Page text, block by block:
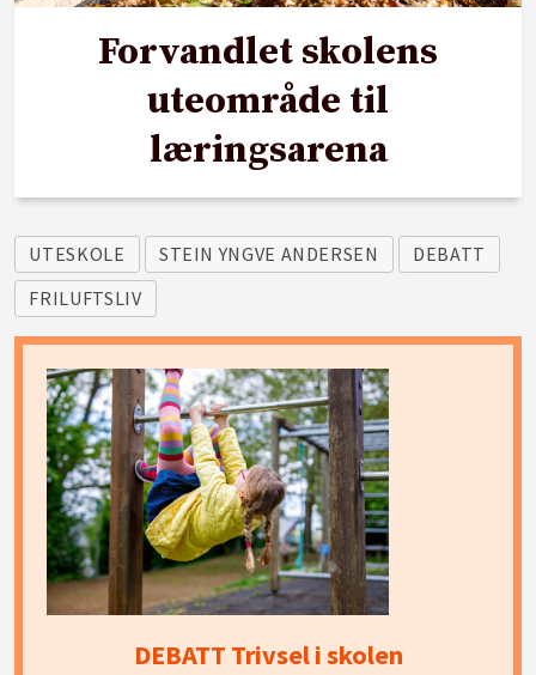
Forvandlet skolens
uteområde til
læringsarena
UTESKOLE STEIN YNGVE ANDERSEN
DEBATT
FRILUFTSLIV
DEBATT Trivsel i skolen